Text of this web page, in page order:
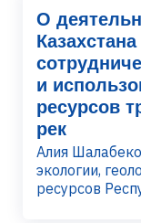
О
и
ресурсов
рек
Алия
экологии,
ресурсов